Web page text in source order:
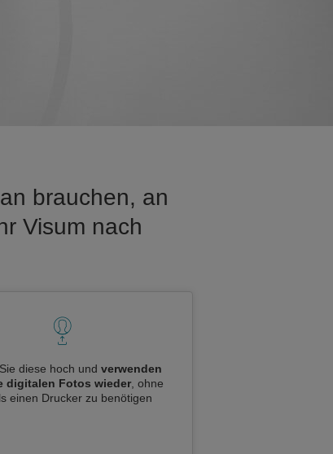
brauchen, an
Visum nach
diese hoch und verwenden
digitalen Fotos wieder , ohne
einen Drucker zu benötigen